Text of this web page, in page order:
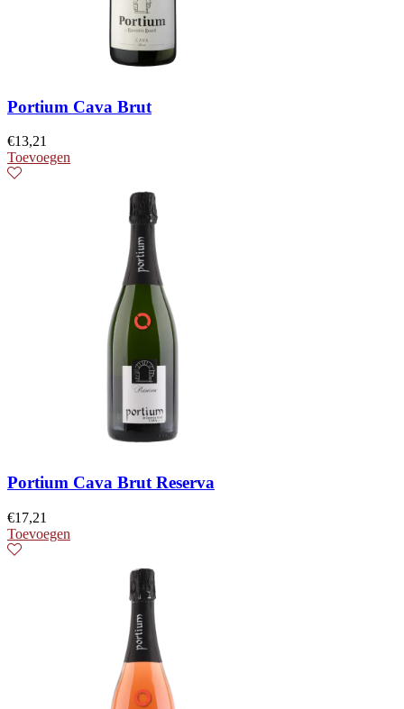
Portium Cava Brut
€13,21
Toevoegen
Portium Cava Brut Reserva
€17,21
Toevoegen